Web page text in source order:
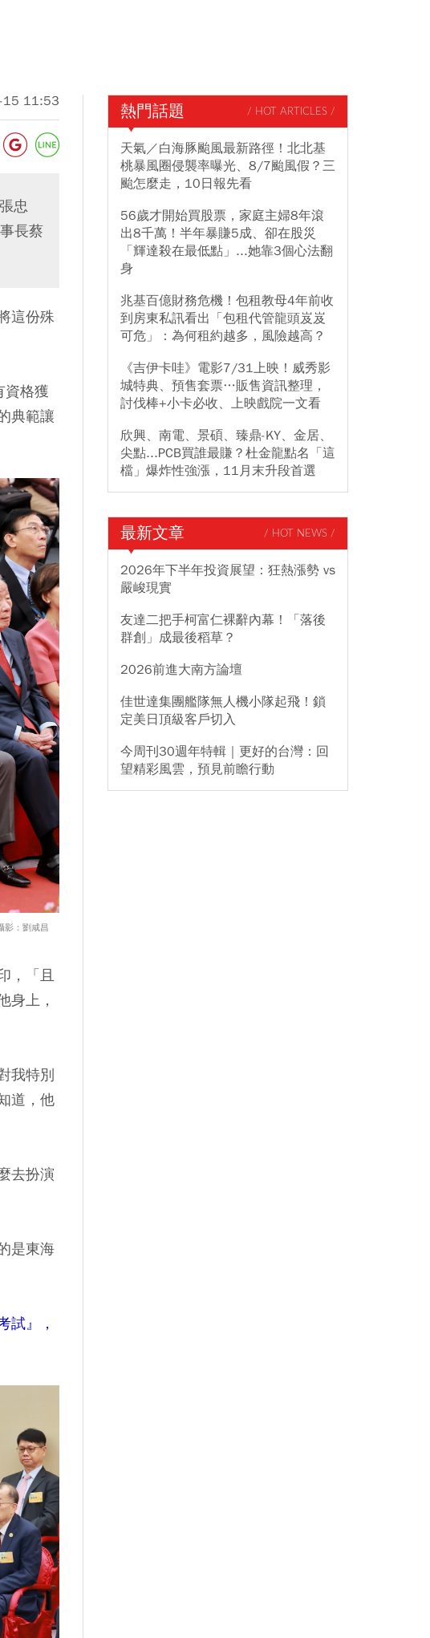
15 11:53
忠
長蔡
這份殊
資格獲
典範讓
影：劉咸昌
，「且
身上，
我特別
道，他
去扮演
是東海
試』，
熱門話題 / HOT ARTICLES /
天氣／白海豚颱風最新路徑！北北基
桃暴風圈侵襲率曝光、8/7颱風假？三
颱怎麼走，10日報先看
56歲才開始買股票，家庭主婦8年滾
出8千萬！半年暴賺5成、卻在股災
「輝達殺在最低點」...她靠3個心法翻
身
兆基百億財務危機！包租教母4年前收
到房東私訊看出「包租代管龍頭岌岌
可危」：為何租約越多，風險越高？
《吉伊卡哇》電影7/31上映！威秀影
城特典、預售套票…販售資訊整理，
討伐棒+小卡必收、上映戲院一文看
欣興、南電、景碩、臻鼎-KY、金居、
尖點...PCB買誰最賺？杜金龍點名「這
檔」爆炸性強漲，11月末升段首選
最新文章 / HOT NEWS /
2026年下半年投資展望：狂熱漲勢 vs
嚴峻現實
友達二把手柯富仁裸辭內幕！「落後
群創」成最後稻草？
2026前進大南方論壇
佳世達集團艦隊無人機小隊起飛！鎖
定美日頂級客戶切入
今周刊30週年特輯｜更好的台灣：回
望精彩風雲，預見前瞻行動